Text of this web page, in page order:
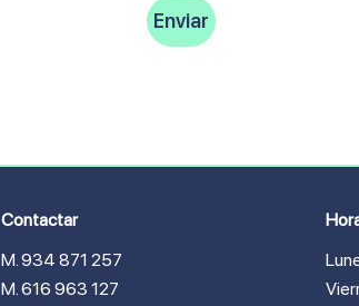
Contactar
M. 934 871 257
M. 616 963 127